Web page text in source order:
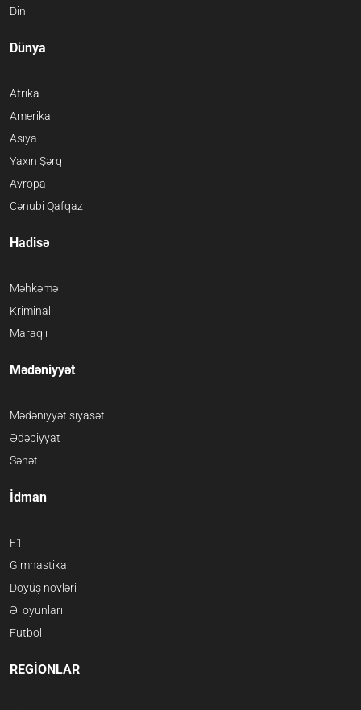
Din
Dünya
Afrika
Amerika
Asiya
Yaxın Şərq
Avropa
Cənubi Qafqaz
Hadisə
Məhkəmə
Kriminal
Maraqlı
Mədəniyyət
Mədəniyyət siyasəti
Ədəbiyyat
Sənət
İdman
F1
Gimnastika
Döyüş növləri
Əl oyunları
Futbol
REGİONLAR